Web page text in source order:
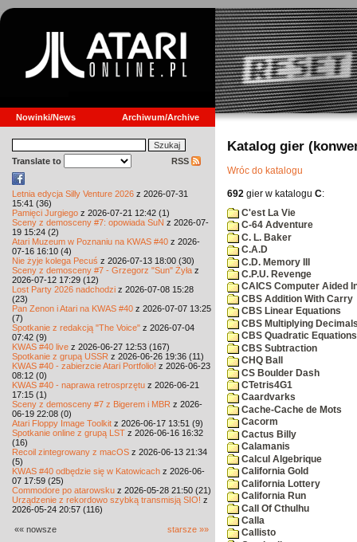
Nowinki/News Archiwum/Archive
Translate to RSS
Letnia edycja Silly Venture 2026 z 2026-07-31
15:41 (36)
Pamięci Jurgiego z 2026-07-21 12:42 (1)
Sceny z demosceny #7: opowiada SuN z 2026-07-
19 15:24 (2)
Atari Muzeum w Poznaniu na KWAS #40 z 2026-
07-16 16:10 (4)
Nie żyje kolega Pecuś z 2026-07-13 18:00 (30)
Sceny z demosceny #7 - Grzegorz "Sun" Żyła z
2026-07-12 17:29 (12)
Lost Party 2026 nadchodzi z 2026-07-08 15:28
(23)
Pan Zenon i Atari na KWAS #40 z 2026-07-07 13:25
(7)
Spotkanie z redakcją "The Voice" z 2026-07-04
07:42 (9)
KWAS #40 live z 2026-06-27 12:53 (167)
Spotkanie z grupą USSR z 2026-06-26 19:36 (11)
KWAS #40 - zabierzcie Atari Portfolio! z 2026-06-23
08:12 (0)
KWAS #40 - naprawa retrosprzętu z 2026-06-21
17:15 (1)
Sceny z demosceny #7 z Bigerem i MBR z 2026-
06-19 22:08 (0)
Atari Floppy Image Toolkit z 2026-06-17 13:51 (9)
Spotkanie online z grupą LST z 2026-06-16 16:32
(16)
Recoil zintegrowany z macOS z 2026-06-13 21:34
(5)
KWAS #40 odbędzie się w Katowicach z 2026-06-
07 17:59 (25)
Commodore po atarowsku z 2026-05-28 21:50 (21)
Urządzenie z rekordowo szybką transmisją SIO! z
2026-05-24 20:57 (116)
«« nowsze starsze »»
Katalog gier
Wróc do katalogu
692 gier w katalogu C:
C'est La Vie
C-64 Adventure
C. L. Baker
C.A.D
C.D. Memory III
C.P.U. Revenge
CAICS Computer Aided
CBS Addition With Carry
CBS Linear Equations
CBS Multiplying
CBS Quadratic Equations
CBS Subtraction
CHQ Ball
CS Boulder Dash
CTetris4G1
Caardvarks
Cache-Cache de Mots
Cacorm
Cactus Billy
Calamanis
Calcul Algebrique
California Gold
California Lottery
California Run
Call Of Cthulhu
Calla
Callisto